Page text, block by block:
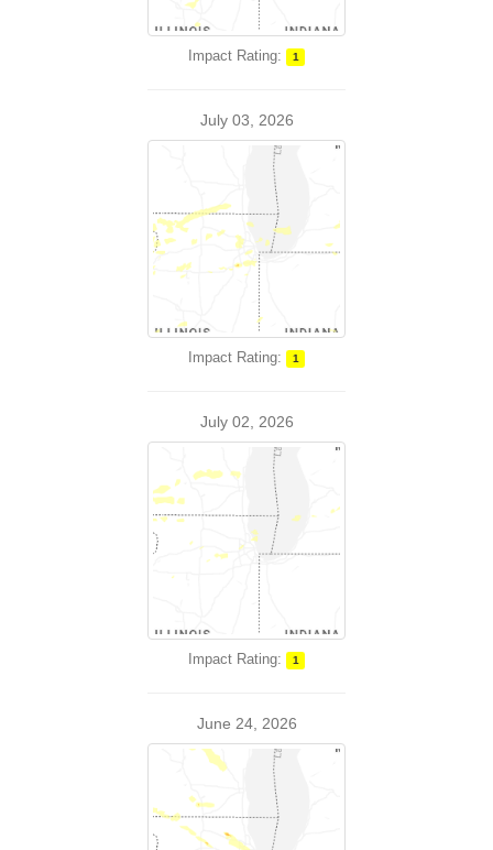
Impact Rating: 1
July 03, 2026
Impact Rating: 1
July 02, 2026
Impact Rating: 1
June 24, 2026